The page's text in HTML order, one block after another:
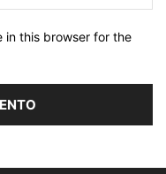
in this browser for the